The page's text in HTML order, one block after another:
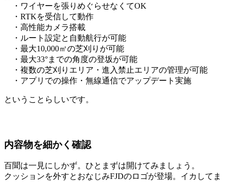
・ワイヤーを張りめぐらせなくてOK
・RTKを受信して動作
・高性能カメラ搭載
・ルート設定と自動航行が可能
・最大10,000㎡の芝刈りが可能
・最大33°までの角度の登坂が可能
・複数の芝刈りエリア・進入禁止エリアの管理が可能
・アプリでの操作・無線通信でアップデート実施
ということらしいです。
内容物を細かく確認
百聞は一見にしかず。ひとまずは開けてみましょう。
クッションを外すとおなじみFJDのロゴが登場。イカしてま